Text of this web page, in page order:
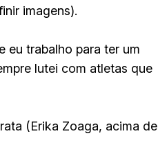
imagens).
eu trabalho para ter um
lutei com atletas que
(Erika Zoaga, acima de